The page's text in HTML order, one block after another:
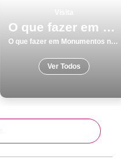
O que fazer em Monumentos na Guarda os 15 melhores sitios para visitar
O que fazer em Monumentos na Guarda os 15 melhores sitios para visitar
Ver Todos